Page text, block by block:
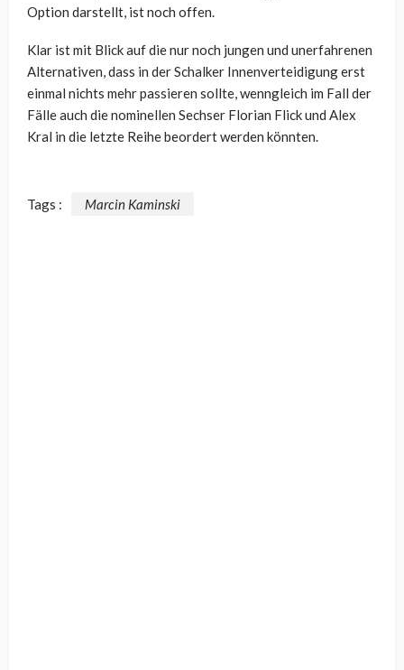
Option darstellt, ist noch offen.
Klar ist mit Blick auf die nur noch jungen und unerfahrenen
Alternativen, dass in der Schalker Innenverteidigung erst
einmal nichts mehr passieren sollte, wenngleich im Fall der
Fälle auch die nominellen Sechser Florian Flick und Alex
Kral in die letzte Reihe beordert werden könnten.
Tags : Marcin Kaminski